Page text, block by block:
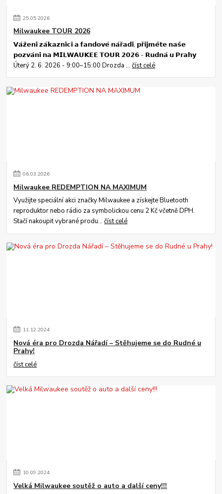
25.05.2026
Milwaukee TOUR 2026
𝗩𝗮́𝘇̌𝗲𝗻𝗶́ 𝘇𝗮́𝗸𝗮𝘇𝗻𝗶́𝗰𝗶 𝗮 𝗳𝗮𝗻𝗱𝗼𝘃𝗲́ 𝗻𝗮́𝗿̌𝗮𝗱𝗶́, 𝗽𝗿̌𝗶𝗷𝗺𝗲̌𝘁𝗲 𝗻𝗮𝘀̌𝗲
𝗽𝗼𝘇𝘃𝗮́𝗻𝗶́ 𝗻𝗮 𝗠𝗜𝗟𝗪𝗔𝗨𝗞𝗘𝗘 𝗧𝗢𝗨𝗥 𝟮𝟬𝟮𝟲 - 𝗥𝘂𝗱𝗻𝗮́ 𝘂 𝗣𝗿𝗮𝗵𝘆
Úterý 2. 6. 2026 - 9:00–15:00 Drozda ...číst celé
06.03.2026
Milwaukee REDEMPTION NA MAXIMUM
Využijte speciální akci značky Milwaukee a získejte Bluetooth
reproduktor nebo rádio za symbolickou cenu 2 Kč včetně DPH.
Stačí nakoupit vybrané produ...číst celé
11.12.2024
Nová éra pro Drozda Nářadí – Stěhujeme se do Rudné u
Prahy!
číst celé
10.09.2024
Velká Milwaukee soutěž o auto a další ceny!!!